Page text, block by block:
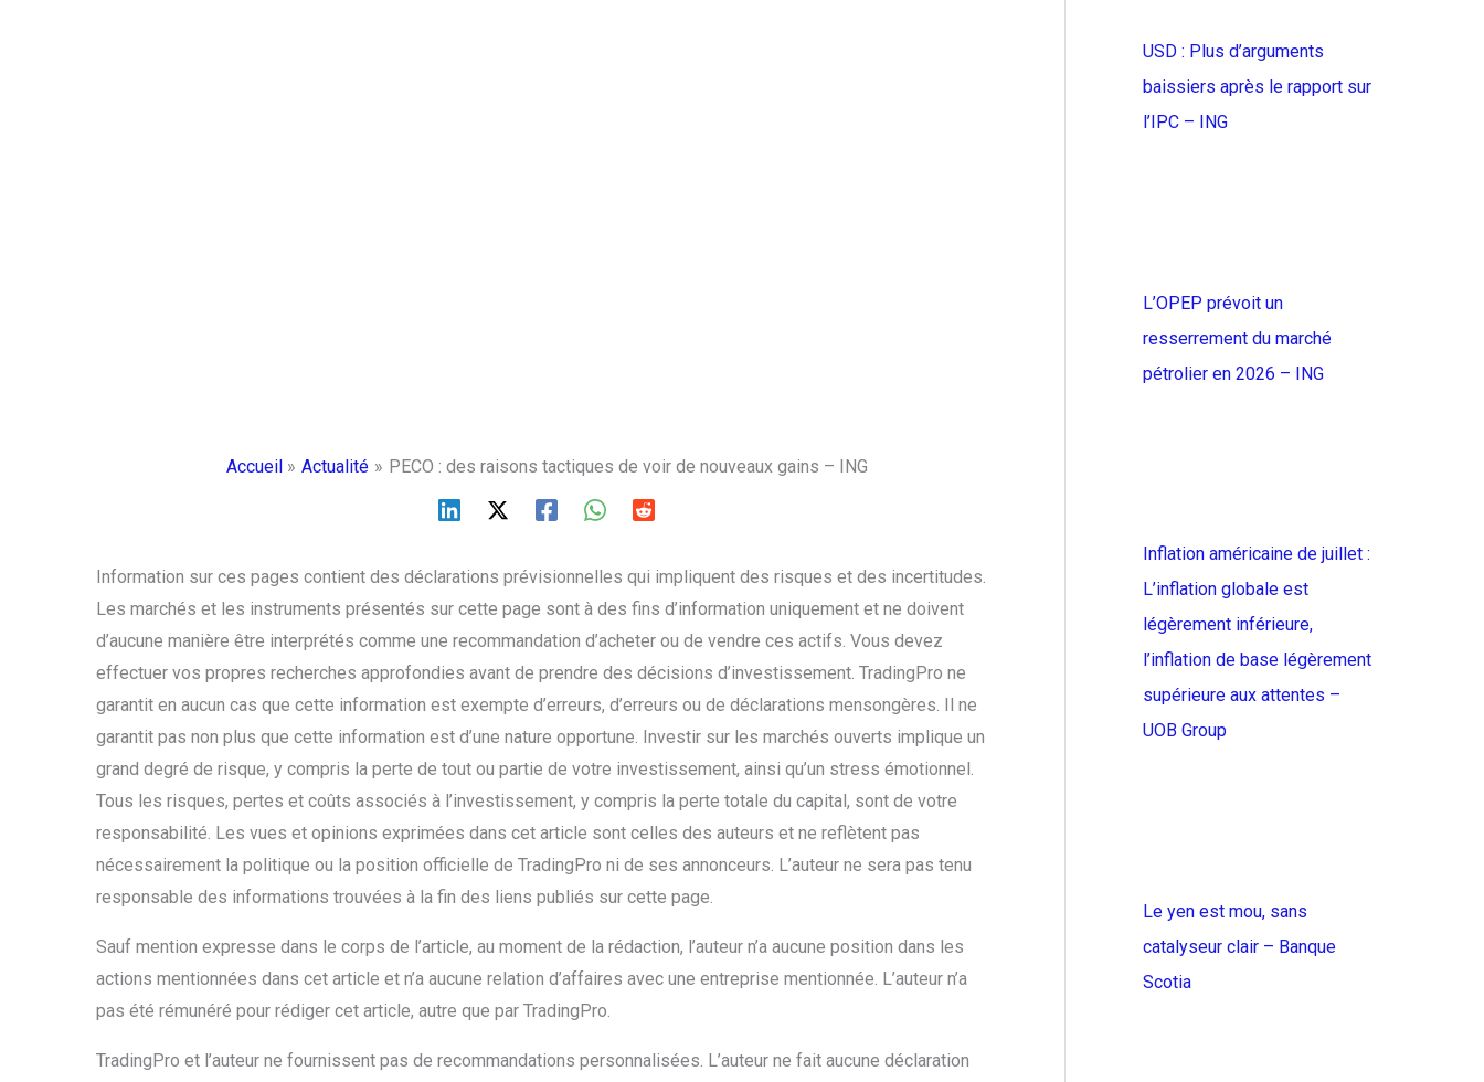
Accueil Actualité PECO : des raisons tactiques de voir de nouveaux gains – ING
Information sur ces pages contient des déclarations prévisionnelles qui impliquent des risques et des incertitudes.
Les marchés et les instruments présentés sur cette page sont à des fins d’information uniquement et ne doivent
d’aucune manière être interprétés comme une recommandation d’acheter ou de vendre ces actifs. Vous devez
effectuer vos propres recherches approfondies avant de prendre des décisions d’investissement. TradingPro ne
garantit en aucun cas que cette information est exempte d’erreurs, d’erreurs ou de déclarations mensongères. Il ne
garantit pas non plus que cette information est d’une nature opportune. Investir sur les marchés ouverts implique un
grand degré de risque, y compris la perte de tout ou partie de votre investissement, ainsi qu’un stress émotionnel.
Tous les risques, pertes et coûts associés à l’investissement, y compris la perte totale du capital, sont de votre
responsabilité. Les vues et opinions exprimées dans cet article sont celles des auteurs et ne reflètent pas
nécessairement la politique ou la position officielle de TradingPro ni de ses annonceurs. L’auteur ne sera pas tenu
responsable des informations trouvées à la fin des liens publiés sur cette page.
Sauf mention expresse dans le corps de l’article, au moment de la rédaction, l’auteur n’a aucune position dans les
actions mentionnées dans cet article et n’a aucune relation d’affaires avec une entreprise mentionnée. L’auteur n’a
pas été rémunéré pour rédiger cet article, autre que par TradingPro.
TradingPro et l’auteur ne fournissent pas de recommandations personnalisées. L’auteur ne fait aucune déclaration
USD : Plus d’arguments
baissiers après le rapport sur
l’IPC – ING
L’OPEP prévoit un
resserrement du marché
pétrolier en 2026 – ING
Inflation américaine de juillet :
L’inflation globale est
légèrement inférieure,
l’inflation de base légèrement
supérieure aux attentes –
UOB Group
Le yen est mou, sans
catalyseur clair – Banque
Scotia